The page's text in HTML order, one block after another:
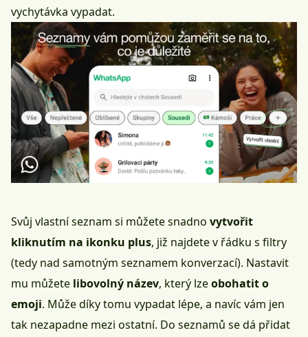
vychytávka vypadat.
Svůj vlastní seznam si můžete snadno vytvořit
kliknutím na ikonku plus, již najdete v řádku s filtry
(tedy nad samotným seznamem konverzací). Nastavit
mu můžete libovolný název, který lzeobohatit o
emoji. Může díky tomu vypadat lépe, a navíc vám jen
tak nezapadne mezi ostatní. Do seznamů se dá přidat